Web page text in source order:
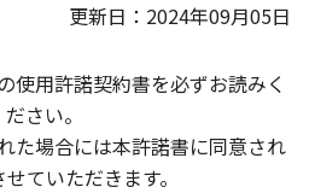
更新日：2024年09月05日
使用許諾契約書を必ずお読みく
ださい。
た場合には本許諾書に同意され
ていただきます。